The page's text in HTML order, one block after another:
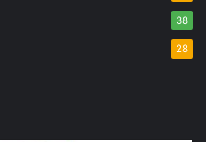
38
28